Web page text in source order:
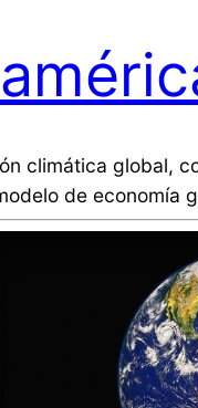
climática global,
de economía